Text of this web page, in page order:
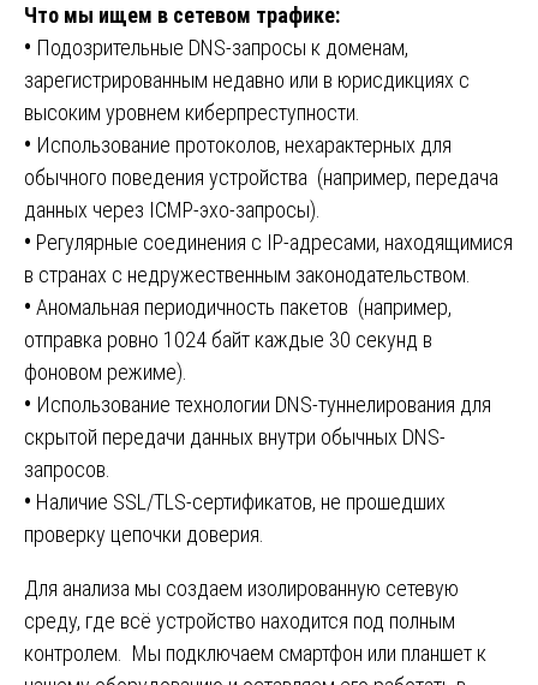
Что мы ищем в сетевом трафике:
• Подозрительные DNS-запросы к доменам,
зарегистрированным недавно или в юрисдикциях с
высоким уровнем киберпреступности.
• Использование протоколов, нехарактерных для
обычного поведения устройства (например, передача
данных через ICMP-эхо-запросы).
• Регулярные соединения с IP-адресами, находящимися
в странах с недружественным законодательством.
• Аномальная периодичность пакетов (например,
отправка ровно 1024 байт каждые 30 секунд в
фоновом режиме).
• Использование технологии DNS-туннелирования для
скрытой передачи данных внутри обычных DNS-
запросов.
• Наличие SSL/TLS-сертификатов, не прошедших
проверку цепочки доверия.
Для анализа мы создаем изолированную сетевую
среду, где всё устройство находится под полным
контролем. Мы подключаем смартфон или планшет к